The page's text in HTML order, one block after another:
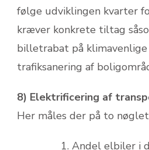
følge udviklingen kvarter
kræver konkrete tiltag
billetrabat på klimavenlige
trafiksanering af
8) Elektrificering af
Her måles der på to
Andel elbiler i